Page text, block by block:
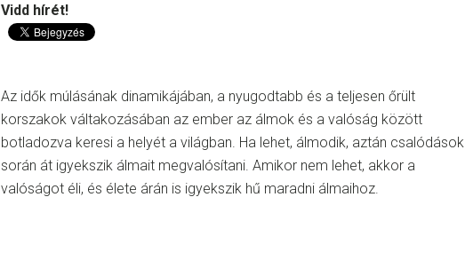
Vidd hírét!
Az idők múlásának dinamikájában, a nyugodtabb és a teljesen őrült
korszakok váltakozásában az ember az álmok és a valóság között
botladozva keresi a helyét a világban. Ha lehet, álmodik, aztán csalódások
során át igyekszik álmait megvalósítani. Amikor nem lehet, akkor a
valóságot éli, és élete árán is igyekszik hű maradni álmaihoz.